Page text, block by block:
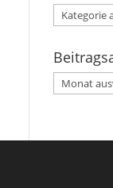
Kategorien